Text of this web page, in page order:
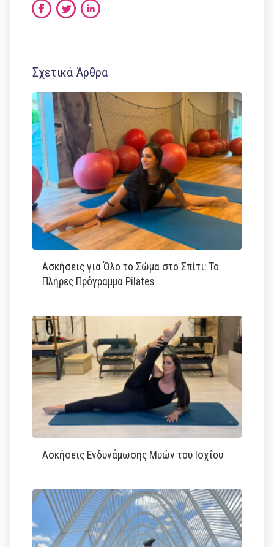
Σχετικά Άρθρα
Ασκήσεις για Όλο το Σώμα στο Σπίτι: Το
Πλήρες Πρόγραμμα Pilates
Ασκήσεις Ενδυνάμωσης Μυών του Ισχίου